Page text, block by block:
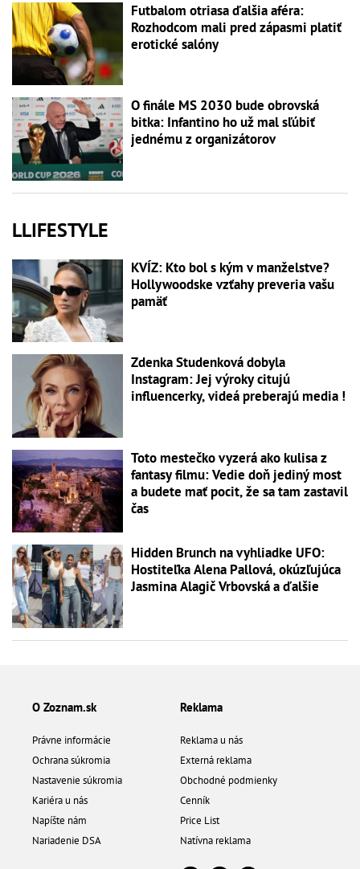
Futbalom otriasa ďalšia aféra:
Rozhodcom mali pred zápasmi platiť
erotické salóny
O finále MS 2030 bude obrovská
bitka: Infantino ho už mal sľúbiť
jednému z organizátorov
LLIFESTYLE
KVÍZ: Kto bol s kým v manželstve?
Hollywoodske vzťahy preveria vašu
pamäť
Zdenka Studenková dobyla
Instagram: Jej výroky citujú
influencerky, videá preberajú media !
Toto mestečko vyzerá ako kulisa z
fantasy filmu: Vedie doň jediný most
a budete mať pocit, že sa tam zastavil
čas
Hidden Brunch na vyhliadke UFO:
Hostiteľka Alena Pallová, okúzľujúca
Jasmina Alagič Vrbovská a ďalšie
O Zoznam.sk
Právne informácie
Ochrana súkromia
Nastavenie súkromia
Kariéra u nás
Napíšte nám
Nariadenie DSA
Reklama
Reklama u nás
Externá reklama
Obchodné podmienky
Cenník
Price List
Natívna reklama